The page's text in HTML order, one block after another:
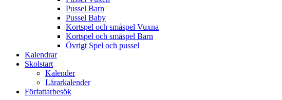
Pussel Barn
Pussel Baby
Kortspel och småspel Vuxna
Kortspel och småspel Barn
Övrigt Spel och pussel
Kalendrar
Skolstart
Kalender
Lärarkalender
Författarbesök